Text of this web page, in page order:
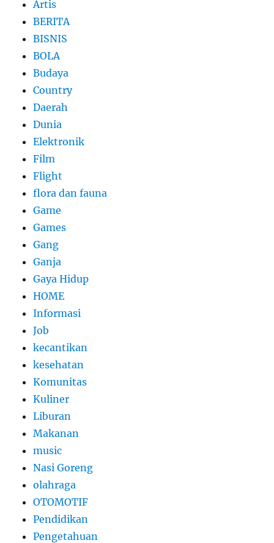
Artis
BERITA
BISNIS
BOLA
Budaya
Country
Daerah
Dunia
Elektronik
Film
Flight
flora dan fauna
Game
Games
Gang
Ganja
Gaya Hidup
HOME
Informasi
Job
kecantikan
kesehatan
Komunitas
Kuliner
Liburan
Makanan
music
Nasi Goreng
olahraga
OTOMOTIF
Pendidikan
Pengetahuan